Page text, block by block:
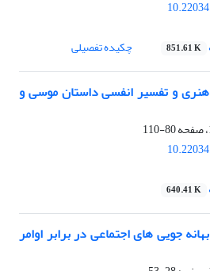
851.61 K چکیده تفصیلی
و تفسیر انفسی داستان موسی و
80-110
640.41 K
جویی های اجتماعی در برابر اوامر